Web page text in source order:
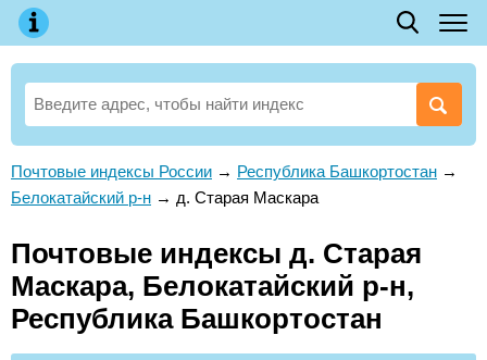
Почтовые индексы России → Республика Башкортостан →
Белокатайский р-н → д. Старая Маскара
Почтовые индексы д. Старая
Маскара, Белокатайский р-н,
Республика Башкортостан